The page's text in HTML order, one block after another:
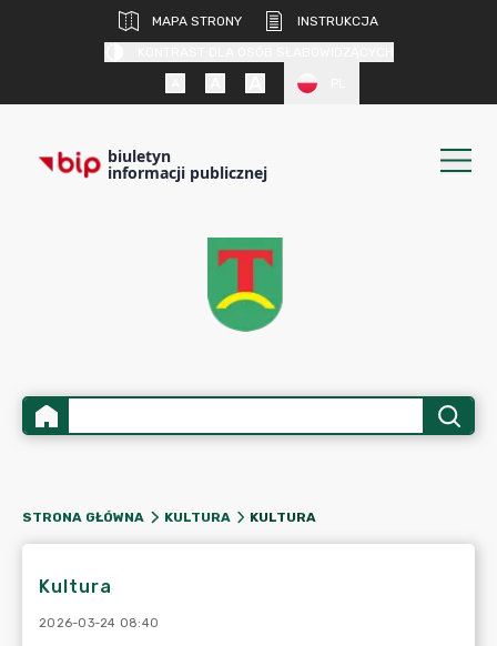
MAPA STRONY
INSTRUKCJA
biuletyn
informacji publicznej
STRONA GŁÓWNA KULTURA KULTURA
Kultura
2026-03-24 08:40